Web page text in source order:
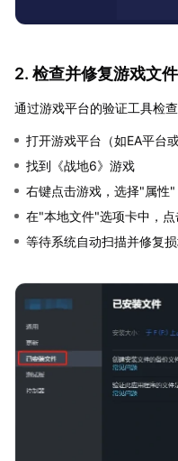
2. 检查并修复游戏文件
通过游戏平台的验证工具检
打开游戏平台（如EA平台
找到《战地6》游戏
右键点击游戏，选择"属性"
在"本地文件"选项卡中，
等待系统自动扫描并修复